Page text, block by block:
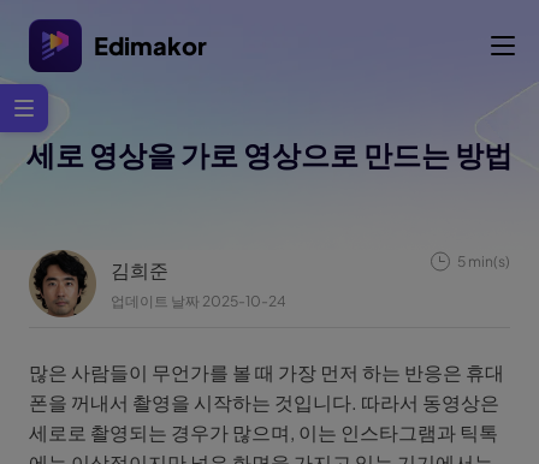
Edimakor
세로 영상을 가로 영상으로 만드는 방법
김희준
업데이트 날짜 2025-10-24
5 min(s)
많은 사람들이 무언가를 볼 때 가장 먼저 하는 반응은 휴대
폰을 꺼내서 촬영을 시작하는 것입니다. 따라서 동영상은
세로로 촬영되는 경우가 많으며, 이는 인스타그램과 틱톡